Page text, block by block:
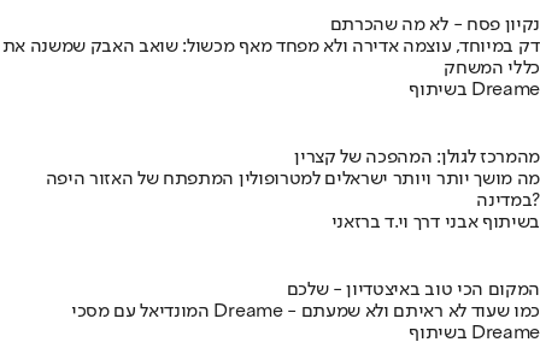
נקיון פסח - לא מה שהכרתם
דק במיוחד, עוצמה אדירה ולא מפחד מאף מכשול: שואב האבק שמשנה את
כללי המשחק
בשיתוף Dreame
מהמרכז לגולן: המהפכה של קצרין
מה מושך יותר ויותר ישראלים למטרופולין המתפתח של האזור היפה
במדינה?
בשיתוף אבני דרך וי.ד ברזאני
המקום הכי טוב באיצטדיון - שלכם
המונדיאל עם מסכי Dreame - כמו שעוד לא ראיתם ולא שמעתם
בשיתוף Dreame